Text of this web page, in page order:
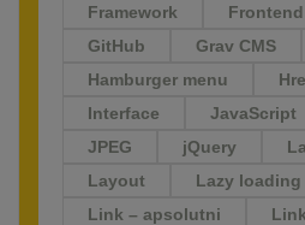
Framework
Frontend
GitHub
Grav CMS
Hamburger menu
Interface
JavaScript
JPEG
jQuery
Layout
Lazy loading
Link – apsolutni